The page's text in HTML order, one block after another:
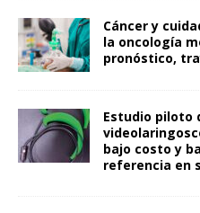
Cáncer y
la oncología
pronóstico,
Estudio piloto
bajo costo y
referencia en